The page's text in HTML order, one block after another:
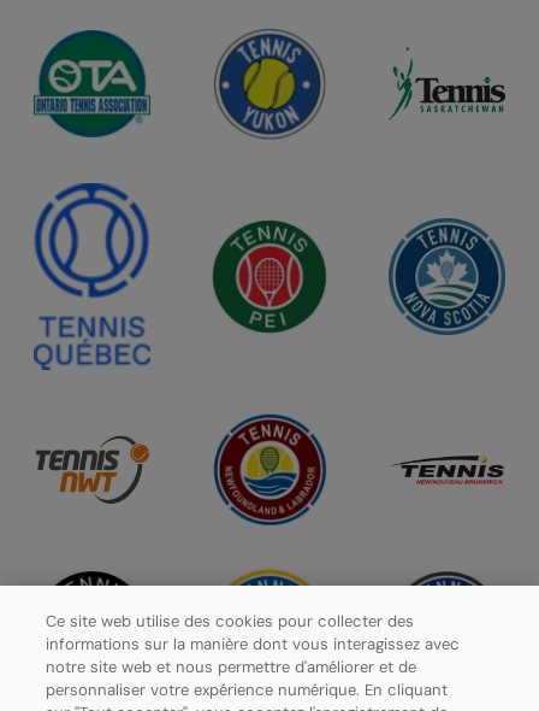
Ce site web utilise des cookies pour collecter des
informations sur la manière dont vous interagissez avec
notre site web et nous permettre d'améliorer et de
personnaliser votre expérience numérique. En cliquant